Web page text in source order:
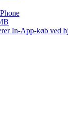
In-App-køb ved